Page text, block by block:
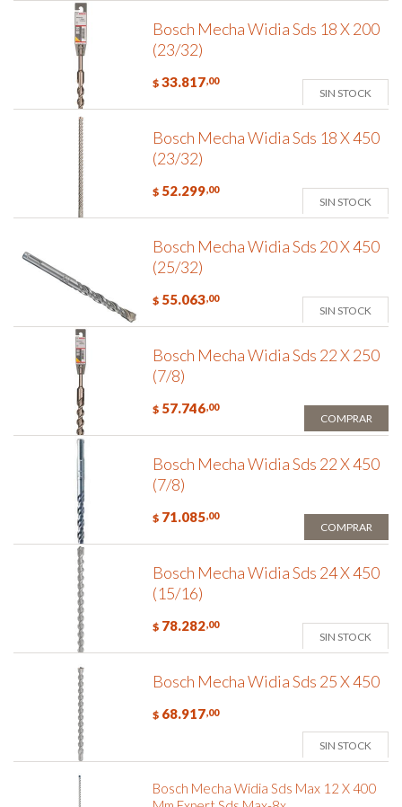
Bosch Mecha Widia Sds 18 X 200
(23/32)
$ 33.817,00
SIN STOCK
Bosch Mecha Widia Sds 18 X 450
(23/32)
$ 52.299,00
SIN STOCK
Bosch Mecha Widia Sds 20 X 450
(25/32)
$ 55.063,00
SIN STOCK
Bosch Mecha Widia Sds 22 X 250
(7/8)
$ 57.746,00
COMPRAR
Bosch Mecha Widia Sds 22 X 450
(7/8)
$ 71.085,00
COMPRAR
Bosch Mecha Widia Sds 24 X 450
(15/16)
$ 78.282,00
SIN STOCK
Bosch Mecha Widia Sds 25 X 450
$ 68.917,00
SIN STOCK
Bosch Mecha Widia Sds Max 12 X 400